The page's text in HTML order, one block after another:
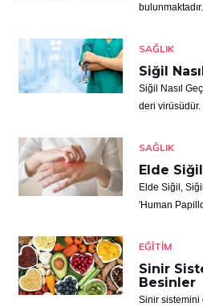
SAĞLIK
Siğil
Siğil Nasıl
deri virüsüdür.
SAĞLIK
Elde Siğil
Elde Siğil,
'Human
EĞITIM
Sinir
Besinler
Sinir sistemini